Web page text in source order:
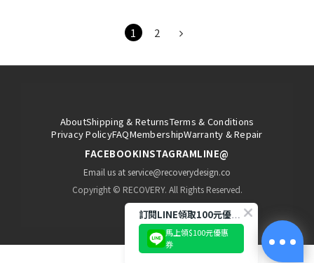
1 2
AboutShipping & ReturnsTerms & Conditions
Privacy PolicyFAQMembershipWarranty & Repair
FACEBOOKINSTAGRAMLINE@
Email us at service@recoverydesign.co
Copyright © RECOVERY. All Rights Reserved.
訂閱LINE領取100元優惠券!
馬上領$100元優惠
券